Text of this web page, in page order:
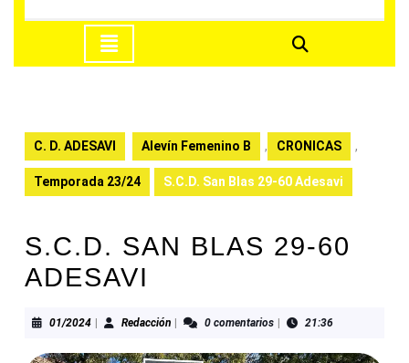
apertura
C. D. ADESAVI Alevín Femenino B , CRONICAS ,
Temporada 23/24 S.C.D. San Blas 29-60 Adesavi
S.C.D. SAN BLAS 29-60
ADESAVI
01/202401/2024RedacciónRedacción0 comentarios 21:36